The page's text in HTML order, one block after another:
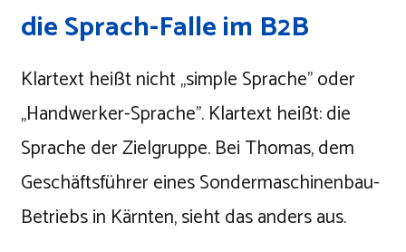
die Sprach-Falle im B2B
Klartext heißt nicht „simple Sprache" oder
„Handwerker-Sprache". Klartext heißt: die
Sprache der Zielgruppe. Bei Thomas, dem
Geschäftsführer eines Sondermaschinenbau-
Betriebs in Kärnten, sieht das anders aus.